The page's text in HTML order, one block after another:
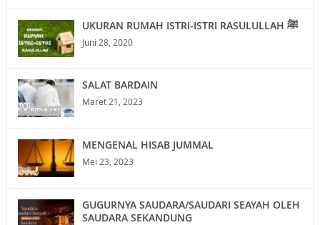
UKURAN RUMAH ISTRI-ISTRI RASULULLAH ﷺ
Juni 28, 2020
SALAT BARDAIN
Maret 21, 2023
MENGENAL HISAB JUMMAL
Mei 23, 2023
GUGURNYA SAUDARA/SAUDARI SEAYAH OLEH
SAUDARA SEKANDUNG